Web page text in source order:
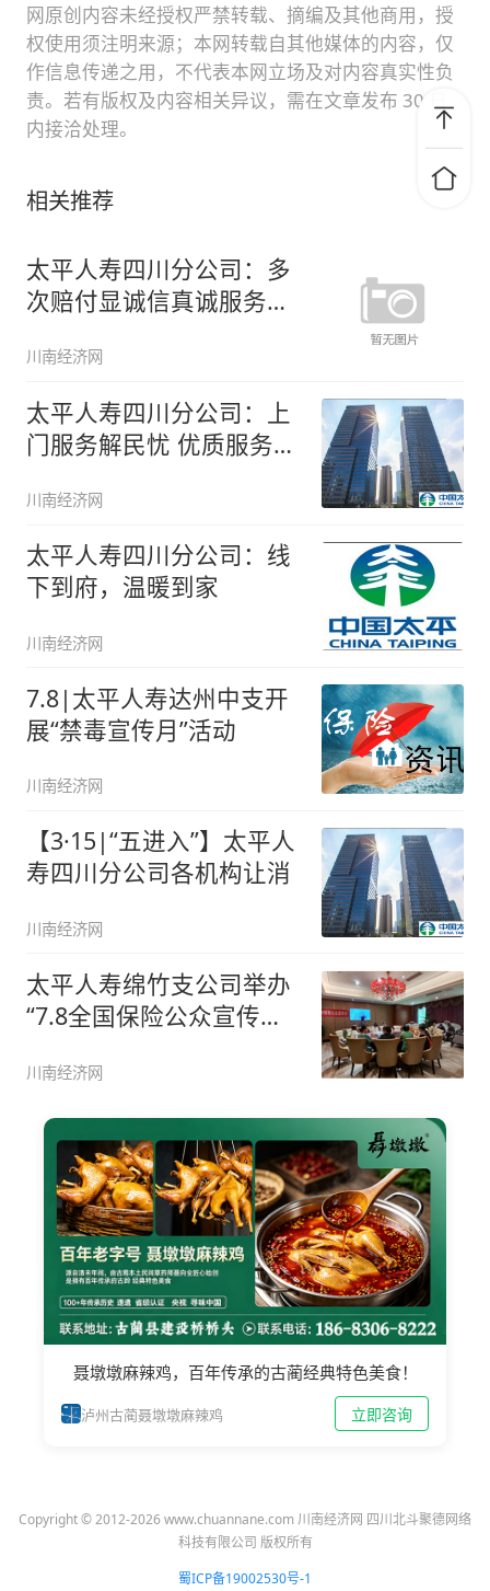
网原创内容未经授权严禁转载、摘编及其他商用，授
权使用须注明来源；本网转载自其他媒体的内容，仅
作信息传递之用，不代表本网立场及对内容真实性负
责。若有版权及内容相关异议，需在文章发布 30 日
内接洽处理。
相关推荐
太平人寿四川分公司：多
次赔付显诚信真诚服务暖
川南经济网
太平人寿四川分公司：上
门服务解民忧 优质服务获
川南经济网
太平人寿四川分公司：线
下到府，温暖到家
川南经济网
7.8|太平人寿达州中支开
展“禁毒宣传月”活动
川南经济网
【3·15|“五进入”】太平人
寿四川分公司各机构让消
川南经济网
太平人寿绵竹支公司举办
“7.8全国保险公众宣传日”
川南经济网
聂墩墩麻辣鸡，百年传承的古蔺经典特色美食！
泸州古蔺聂墩墩麻辣鸡 立即咨询
Copyright © 2012-2026 www.chuannane.com 川南经济网 四川北斗聚德网络
科技有限公司 版权所有
蜀ICP备19002530号-1